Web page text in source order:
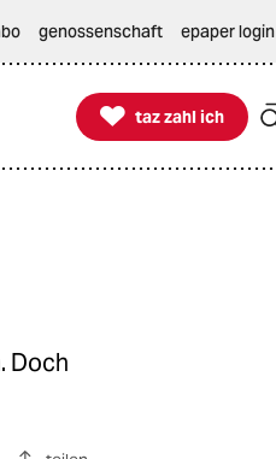
genossenschaft epaper login

taz zahl ich
taz zahl ich
Doch